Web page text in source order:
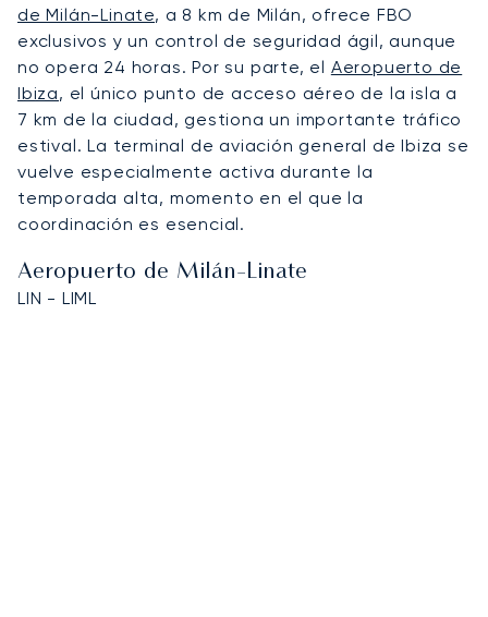
de Milán-Linate, a 8 km de Milán, ofrece FBO
exclusivos y un control de seguridad ágil, aunque
no opera 24 horas. Por su parte, el Aeropuerto de
Ibiza, el único punto de acceso aéreo de la isla a
7 km de la ciudad, gestiona un importante tráfico
estival. La terminal de aviación general de Ibiza se
vuelve especialmente activa durante la
temporada alta, momento en el que la
coordinación es esencial.
Aeropuerto de Milán-Linate
LIN - LIML